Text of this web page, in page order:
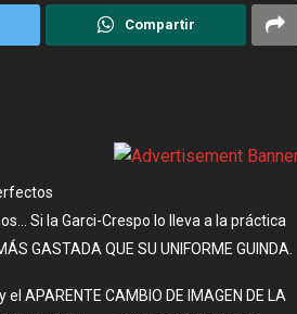
Compartir
Si la Garci-Crespo lo lleva a la práctica
GASTADA QUE SU UNIFORME GUINDA.
APARENTE CAMBIO DE IMAGEN DE LA